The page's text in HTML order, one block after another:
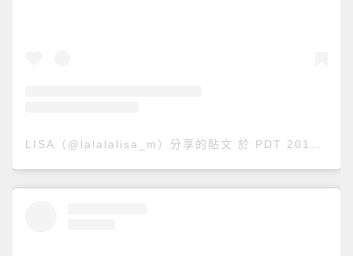
LISA（@lalalalisa_m）分享的貼文 於 PDT 2019 年 10月 月 5 日 上午 8:01